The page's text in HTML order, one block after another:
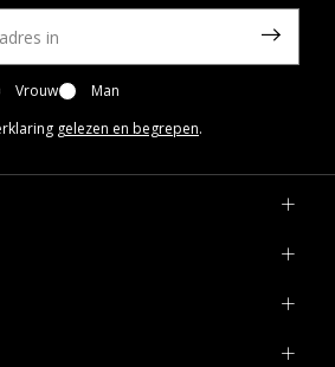
Vrouw
Man
gelezen en begrepen.